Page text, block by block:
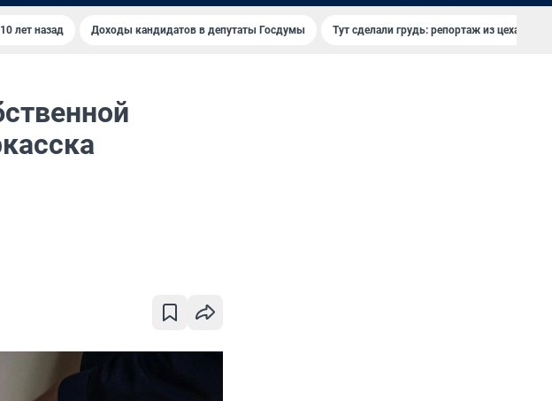
лет назад Доходы кандидатов в депутаты Госдумы Тут сделали грудь: репортаж из цеха